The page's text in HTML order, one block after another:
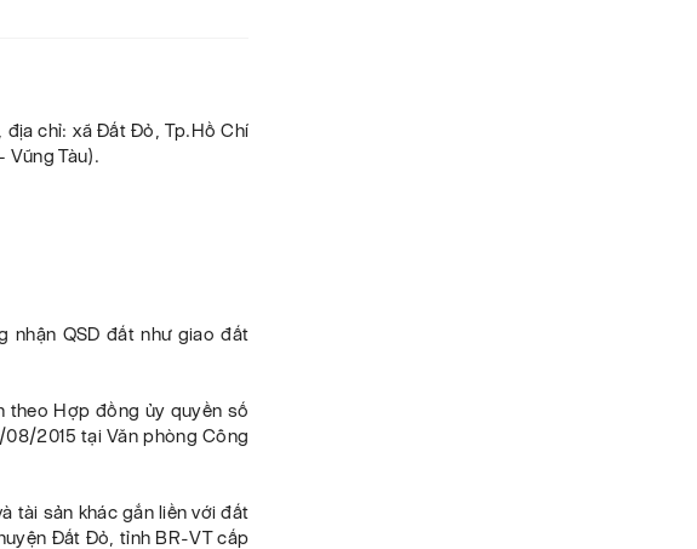
địa chỉ: xã Đất Đỏ, Tp.Hồ Chí
Vũng Tàu).
nhận QSD đất như giao đất
theo Hợp đồng ủy quyền số
2015 tại Văn phòng Công
tài sản khác gắn liền với đất
Đất Đỏ, tỉnh BR-VT cấp